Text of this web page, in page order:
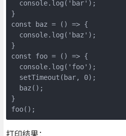
  console.log('bar');
}
const baz = () => {
  console.log('baz');
}
const foo = () => {
  console.log('foo');
  setTimeout(bar, 0);
  baz();
}